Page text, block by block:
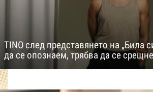
TINO след представянето на „Била
да се опознаем, трябва да се